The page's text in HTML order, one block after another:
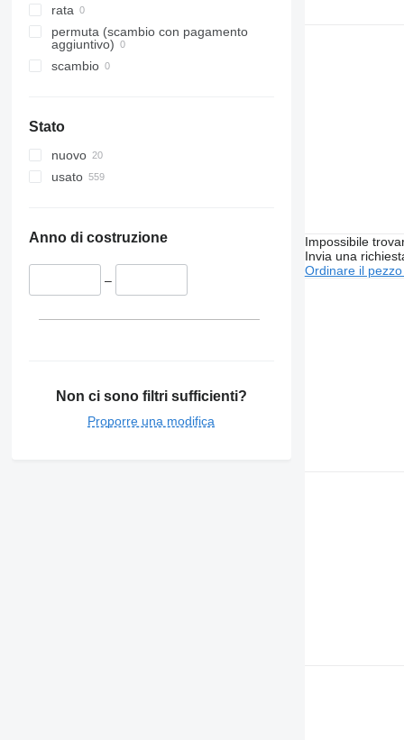
rata
permuta (scambio con pagamento
aggiuntivo)
scambio
Stato
nuovo
usato
Anno di costruzione
–
Non ci sono filtri sufficienti?
Proporre una modifica
Impossibile
Invia una
Ordinare il